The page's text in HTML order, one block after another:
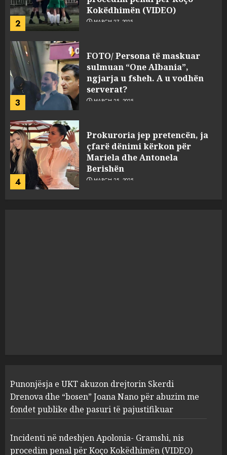
3
serverat?
MARCH 25, 2025
4
Prokuroria jep pretencën, ja
çfarë dënimi kërkon për
Mariela dhe Antonela
Berishën
MARCH 25, 2025
5
“Ai që drejtonte makinën më
ngjau me Talo Çelën”,
dëshmia e Nuredin Dumanit
flet për PERSONAT që e
plagosën!
3
sulmuan “One Albania”,
ngjarja u fsheh. A u vodhën
serverat?
MARCH 25, 2025
Prokuroria jep pretencën, ja
Punonjësja e UKT akuzon drejtorin Skerdi
Drenova dhe “bosen” Joana Nano për abuzim me
fondet publike dhe pasuri të pajustifikuar
Incidenti në ndeshjen Apolonia- Gramshi, nis
procedim penal për Koço Kokëdhimën (VIDEO)